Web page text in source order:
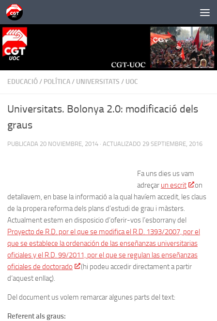
Saltar al contenido
EDUCACIÓ/ POLÍTICA/ UNIVERSITATS / UOC
Universitats. Bolonya 2.0: modificació dels
graus
PUBLICADA 20 NOVIEMBRE, 2014 · ACTUALIZADO 29 SEPTIEMBRE, 2016
Fa uns dies us vam
adreçar un escrit
on
detallavem, en base la informació a la qual havíem accedit, les claus
de la propera reforma dels plans d’estudi de grau i màsters.
Actualment estem en disposicio d’oferir-vos l’esborrany del
Proyecto de R.D. por el que se modifica el R.D. 1393/2007, por el
que se establece la ordenación de las enseñanzas universitarias
oficiales y el R.D. 99/2011, por el que se regulan las enseñanzas
oficiales de doctorado
(hi podeu accedir directament a partir
d’aquest enllaç).
Del document us volem remarcar algunes parts del text:
Referent als graus: